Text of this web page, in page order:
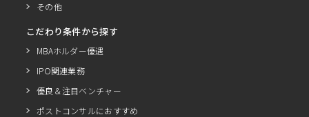
その他
こだわり条件から探す
MBAホルダー優遇
IPO関連業務
優良＆注目ベンチャー
ポストコンサルにおすすめ